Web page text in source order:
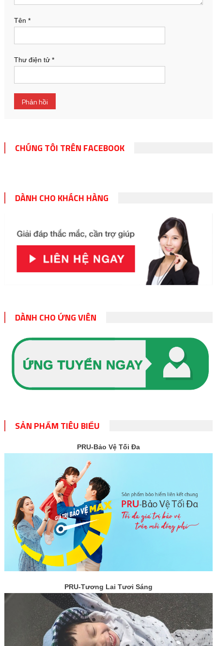
Tên *
Thư điện tử *
CHÚNG TÔI TRÊN FACEBOOK
DÀNH CHO KHÁCH HÀNG
DÀNH CHO ỨNG VIÊN
SẢN PHẨM TIÊU BIỂU
PRU-Bảo Vệ Tối Đa
PRU-Tương Lai Tươi Sáng